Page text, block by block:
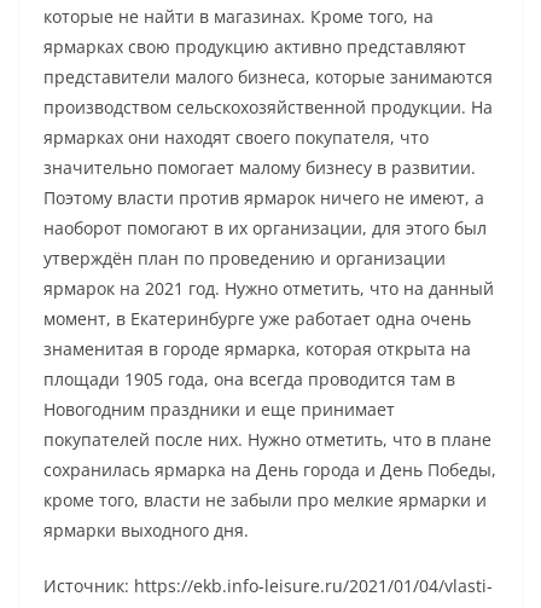
которые не найти в магазинах. Кроме того, на
ярмарках свою продукцию активно представляют
представители малого бизнеса, которые занимаются
производством сельскохозяйственной продукции. На
ярмарках они находят своего покупателя, что
значительно помогает малому бизнесу в развитии.
Поэтому власти против ярмарок ничего не имеют, а
наоборот помогают в их организации, для этого был
утверждён план по проведению и организации
ярмарок на 2021 год. Нужно отметить, что на данный
момент, в Екатеринбурге уже работает одна очень
знаменитая в городе ярмарка, которая открыта на
площади 1905 года, она всегда проводится там в
Новогодним праздники и еще принимает
покупателей после них. Нужно отметить, что в плане
сохранилась ярмарка на День города и День Победы,
кроме того, власти не забыли про мелкие ярмарки и
ярмарки выходного дня.
Источник: https://ekb.info-leisure.ru/2021/01/04/vlasti-